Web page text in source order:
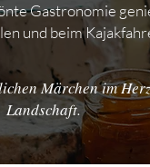
Gastronomie
und beim
Märchen im
Landschaft.